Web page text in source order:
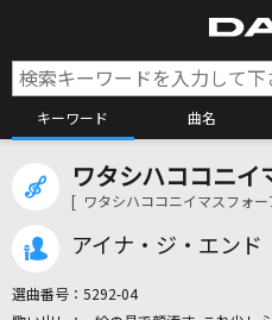
キーワード 曲名
カラオ
ワタシハココニ
[ ワタシハココニイマスフォー
アイナ・ジ・エンド
選曲番号： 5292-04